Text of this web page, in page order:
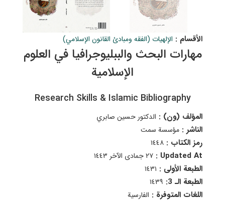
الأقسام : الإلهيات (الفقه ومبادئ القانون الإسلامي)
مهارات البحث والببليوجرافيا في العلوم
الإسلامية
Research Skills & Islamic Bibliography
المؤلف (ون) : الدكتور حسين صابري
الناشر : مؤسسة سمت
رمز الكتاب : ١٤٤٨
Updated At : ٢٧ جمادى الآخر ١٤٤٣
الطبعة الأولى : ١٤٣١
الطبعة الـ 3: ١٤٣٩
اللغات المتوفرة : الفارسية